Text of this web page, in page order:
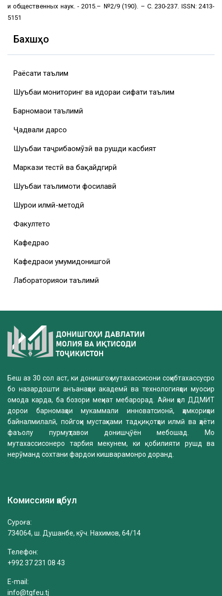
и общественных наук. - 2015.– №2/9 (190). – С. 230-237. ISSN: 2413-
5151
Бахшҳо
Раёсати таълим
Шуъбаи мониторинг ва идораи сифати таълим
Барномаҳои таълимӣ
Ҷадвали дарсҳо
Шуъбаи таҷрибаомӯзӣ ва рушди касбият
Маркази тестӣ ва бақайдгирӣ
Шуъбаи таълимоти фосилавӣ
Шурои илмӣ-методӣ
Факултетҳо
Кафедраҳо
Кафедраҳои умумидонишгоҳӣ
Лабораторияҳои таълимӣ
Беш аз 30 сол аст, ки донишгоҳ мутахассисони соҳибтахассусро
бо назардошти анъанаҳои академӣ ва технологияҳои муосир
омода карда, ба бозори меҳнат мебарорад. Айни ҳол ДДМИТ
дорои барномаҳои мукаммали инноватсионӣ, ҳамкориҳои
байналмилалӣ, пойгоҳи мустаҳками тадқиқотҳои илмӣ ва ҳаёти
фаъолу пурмуҳтавои донишҷӯён мебошад. Мо
мутахассисонеро тарбия мекунем, ки қобилияти рушд ва
нерӯманд сохтани фардои кишварамонро доранд.
Комиссияи қабул
Суроға:
734064, ш. Душанбе, кӯч. Нахимов, 64/14
Телефон:
+992 37 231 08 43
E-mail:
info@tgfeu.tj